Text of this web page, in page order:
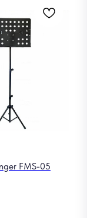
FMS-05